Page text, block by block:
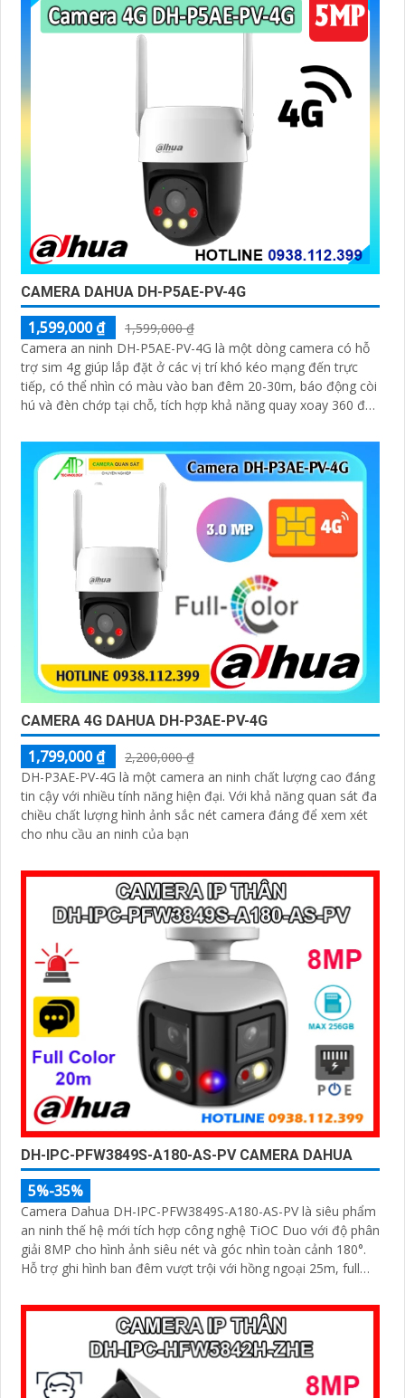
CAMERA DAHUA DH-P5AE-PV-4G
1,599,000 ₫
1,599,000 ₫
Camera an ninh DH-P5AE-PV-4G là một dòng camera có hỗ
trợ sim 4g giúp lắp đặt ở các vị trí khó kéo mạng đến trực
tiếp, có thể nhìn có màu vào ban đêm 20-30m, báo động còi
hú và đèn chớp tại chỗ, tích hợp khả năng quay xoay 360 độ
CAMERA 4G DAHUA DH-P3AE-PV-4G
1,799,000 ₫
2,200,000 ₫
DH-P3AE-PV-4G là một camera an ninh chất lượng cao đáng
tin cậy với nhiều tính năng hiện đại. Với khả năng quan sát đa
chiều chất lượng hình ảnh sắc nét camera đáng để xem xét
cho nhu cầu an ninh của bạn
DH-IPC-PFW3849S-A180-AS-PV CAMERA DAHUA
5%-35%
Camera Dahua DH-IPC-PFW3849S-A180-AS-PV là siêu phẩm
an ninh thế hệ mới tích hợp công nghệ TiOC Duo với độ phân
giải 8MP cho hình ảnh siêu nét và góc nhìn toàn cảnh 180°.
Hỗ trợ ghi hình ban đêm vượt trội với hồng ngoại 25m, full
nhớ 256GB đáp ứng nhu cầu lưu trữ dài hạn, thiết kế chuẩn
IP67 chống bụi nước, cấp nguồn POE